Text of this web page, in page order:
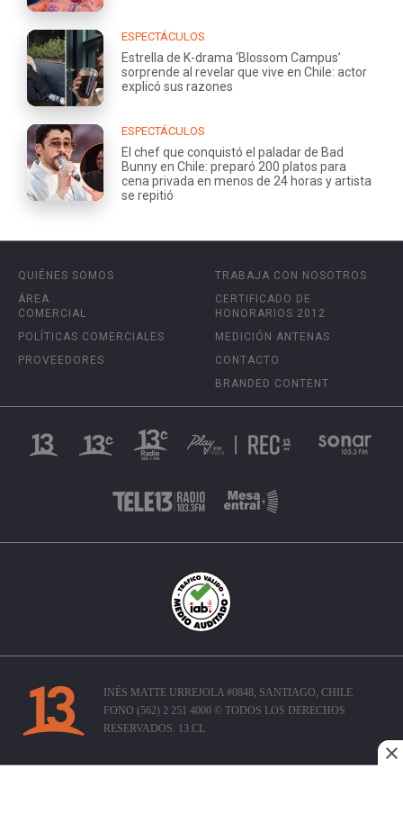
ESPECTÁCULOS
Estrella de K-drama ‘Blossom Campus’
sorprende al revelar que vive en Chile: actor
explicó sus razones
ESPECTÁCULOS
El chef que conquistó el paladar de Bad
Bunny en Chile: preparó 200 platos para
cena privada en menos de 24 horas y artista
se repitió
QUIÉNES SOMOS
ÁREA
COMERCIAL
POLÍTICAS COMERCIALES
PROVEEDORES
TRABAJA CON NOSOTROS
CERTIFICADO DE
HONORARIOS 2012
MEDICIÓN ANTENAS
CONTACTO
BRANDED CONTENT
INÉS MATTE URREJOLA #0848, SANTIAGO, CHILE
FONO (562) 2 251 4000 © TODOS LOS DERECHOS
RESERVADOS. 13.CL